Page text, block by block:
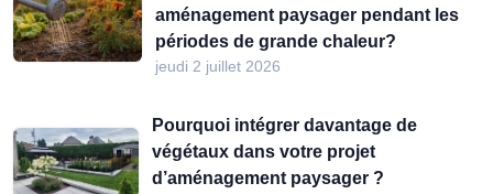
aménagement paysager pendant les
périodes de grande chaleur?
jeudi 2 juillet 2026
Pourquoi intégrer davantage de
végétaux dans votre projet
d’aménagement paysager ?